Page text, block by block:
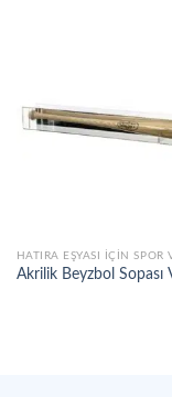
HATIRA EŞYASI IÇIN SPOR
Akrilik Beyzbol Sopası